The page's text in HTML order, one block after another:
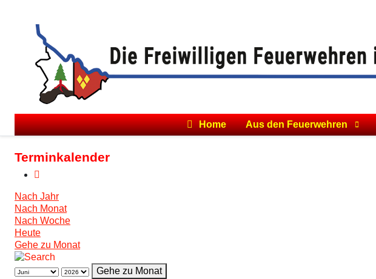
Home Aus den Feuerwehren
Terminkalender
Nach Jahr
Nach Monat
Nach Woche
Heute
Gehe zu Monat
Gehe zu Monat